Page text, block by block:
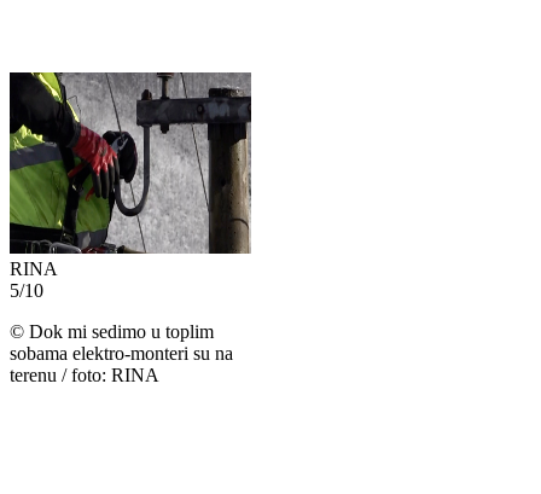
RINA
5/10
© Dok mi sedimo u toplim
sobama elektro-monteri su na
terenu / foto: RINA